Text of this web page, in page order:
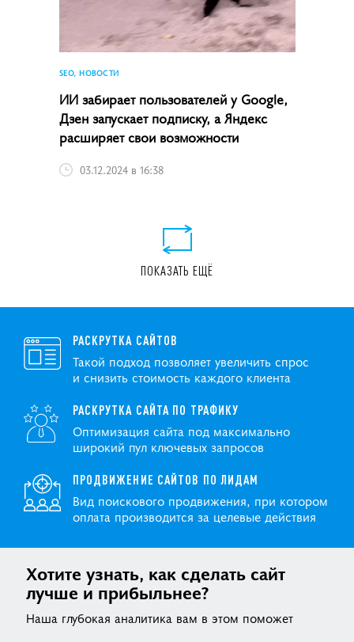
SEO, НОВОСТИ
ИИ забирает пользователей у Google,
Дзен запускает подписку, а Яндекс
расширяет свои возможности
03.12.2024 в 16:38
ПОКАЗАТЬ ЕЩЁ
РАСКРУТКА САЙТОВ
Такой подход позволяет увеличить спрос
и снизить стоимость каждого клиента
РАСКРУТКА САЙТА ПО ТРАФИКУ
Оптимизация сайта под максимально
широкий пул ключевых запросов
ПРОДВИЖЕНИЕ САЙТОВ ПО ЛИДАМ
Вид поискового продвижения, при котором
оплата производится за целевые действия
Хотите узнать, как сделать сайт
лучше и прибыльнее?
Наша глубокая аналитика вам в этом поможет